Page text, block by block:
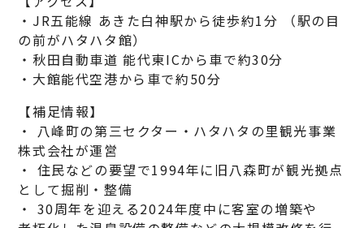
・JR五能線 あきた白神駅から徒歩約1分 （駅の目
の前がハタハタ館）
・秋田自動車道 能代東ICから車で約30分
・大館能代空港から車で約50分
【補足情報】
・ 八峰町の第三セクター・ハタハタの里観光事業
株式会社が運営
・ 住民などの要望で1994年に旧八森町が観光拠点
として掘削・整備
・ 30周年を迎える2024年度中に客室の増築や